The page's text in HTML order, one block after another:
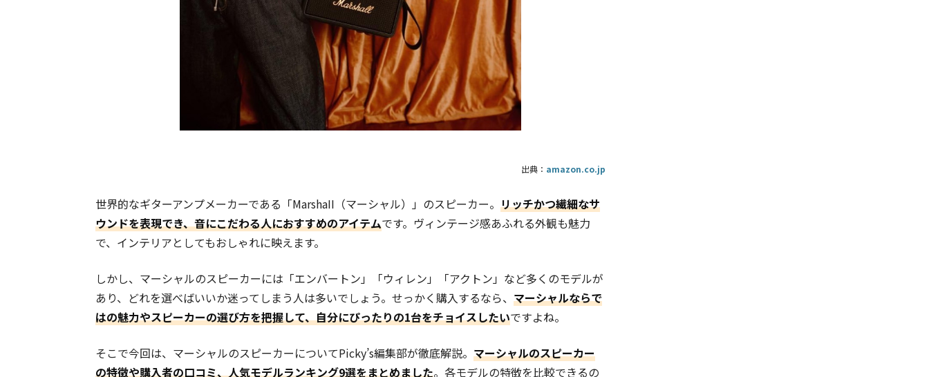
出典： amazon.co.jp
世界的なギターアンプメーカーである「MarshaII（マーシャル）」のスピーカー。 リッチかつ繊細なサ
ウンドを表現でき、音にこだわる人におすすめのアイテムです。ヴィンテージ感あふれる外観も魅力
で、インテリアとしてもおしゃれに映えます。
しかし、マーシャルのスピーカーには「エンバートン」「ウィレン」「アクトン」など多くのモデルが
あり、どれを選べばいいか迷ってしまう人は多いでしょう。せっかく購入するなら、 マーシャルならで
はの魅力やスピーカーの選び方を把握して、自分にぴったりの1台をチョイスしたいですよね。
そこで今回は、マーシャルのスピーカーについてPicky’s編集部が徹底解説。 マーシャルのスピーカー
の特徴や購入者の口コミ、人気モデルランキング9選をまとめました。各モデルの特徴を比較できるの